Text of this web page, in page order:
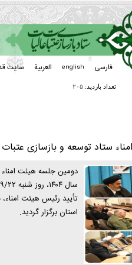
فارسی english العربیة سایت
تعداد بازدید:۲۰۵
ستاد توسعه و بازسازی عتبات
دومین جلسه هیئت امناء
تأیید رئیس هیئت
استان برگزار گردید.